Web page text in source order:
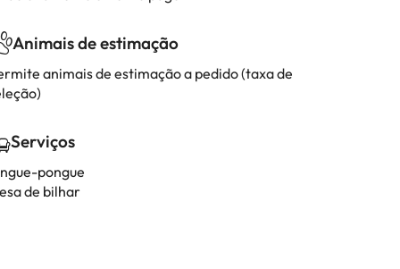
Animais de estimação
animais de estimação a pedido (taxa de
Serviços
pongue
de bilhar